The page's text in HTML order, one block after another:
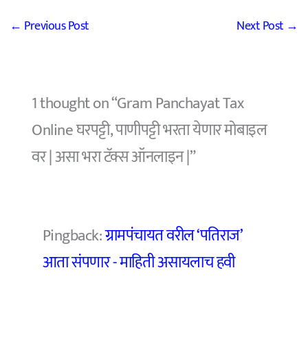
← Previous Post Next Post →
1 thought on “Gram Panchayat Tax
Online घरपट्टी, पाणीपट्टी भरता येणार मोबाइल
वर | असा भरा टॅक्स ऑनलाइन |”
Pingback:ग्रामपंचायत वरील ‘पतिराज’
आता संपणार - माहिती असायलाच हवी